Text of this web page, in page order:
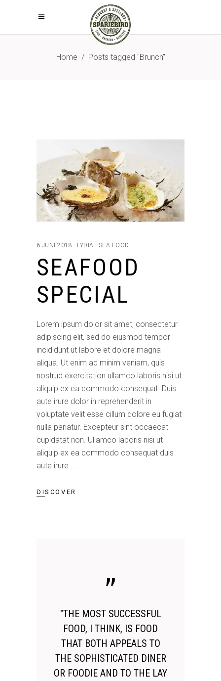
Home / Posts tagged "Brunch"
6 JUNI 2018 LYDIA SEA FOOD
SEAFOOD
SPECIAL
Lorem ipsum dolor sit amet, consectetur
adipiscing elit, sed do eiusmod tempor
incididunt ut labore et dolore magna
aliqua. Ut enim ad minim veniam, quis
nostrud exercitation ullamco laboris nisi ut
aliquip ex ea commodo consequat. Duis
aute irure dolor in reprehenderit in
voluptate velit esse cillum dolore eu fugiat
nulla pariatur. Excepteur sint occaecat
cupidatat non. Ullamco laboris nisi ut
aliquip ex ea commodo consequat duis
aute irure
DISCOVER
"THE MOST SUCCESSFUL
FOOD, I THINK, IS FOOD
THAT BOTH APPEALS TO
THE SOPHISTICATED DINER
OR FOODIE AND TO THE LAY